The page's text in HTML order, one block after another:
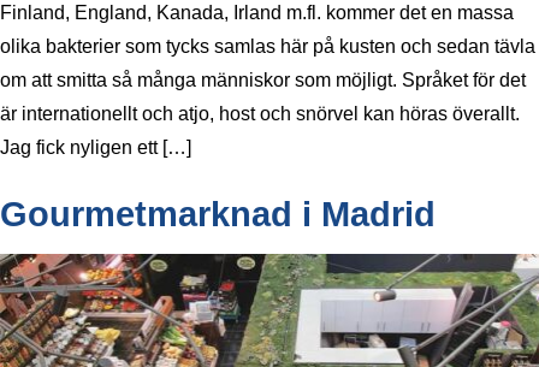
Finland, England, Kanada, Irland m.fl. kommer det en massa
olika bakterier som tycks samlas här på kusten och sedan tävla
om att smitta så många människor som möjligt. Språket för det
är internationellt och atjo, host och snörvel kan höras överallt.
Jag fick nyligen ett […]
Gourmetmarknad i Madrid